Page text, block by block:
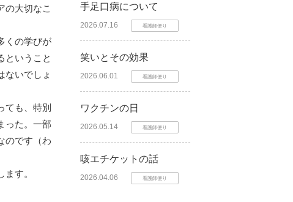
の大切なこ
くの学びが
ということ
ないでしょ
ても、特別
った。一部
のです（わ
す。
手足口病について
2026.07.16 看護師便り
笑いとその効果
2026.06.01 看護師便り
ワクチンの日
2026.05.14 看護師便り
咳エチケットの話
2026.04.06 看護師便り